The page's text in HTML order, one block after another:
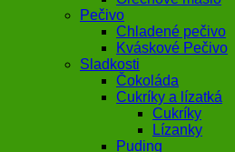
Pečivo
Chladené pečivo
Kváskové Pečivo
Sladkosti
Čokoláda
Cukríky a lízatká
Cukríky
Lízanky
Puding